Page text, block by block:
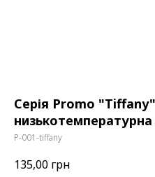
Серія Promo
P-001-tiffany
135,00 грн